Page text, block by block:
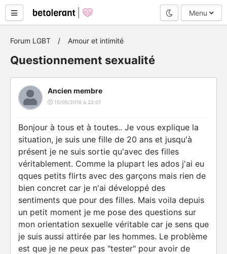
Mode nuit
Menu
Forum LGBT Amour et intimité
Questionnement sexualité
Ancien membre
15/05/2016 à 22:07
Bonjour à tous et à toutes.. Je vous explique la
situation, je suis une fille de 20 ans et jusqu'à
présent je ne suis sortie qu'avec des filles
véritablement. Comme la plupart les ados j'ai eu
qques petits flirts avec des garçons mais rien de
bien concret car je n'ai développé des
sentiments que pour des filles. Mais voila depuis
un petit moment je me pose des questions sur
mon orientation sexuelle véritable car je sens que
je suis aussi attirée par les hommes. Le problème
est que je ne peux pas "tester" pour avoir de